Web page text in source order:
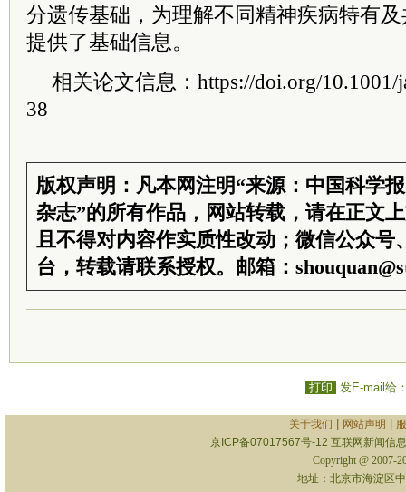
分遗传基础，为理解不同精神疾病特有
提供了基础信息。
相关论文信息：https://doi.org/10.1001/
38
版权声明：凡本网注明“来源：中国科学
杂志”的所有作品，网站转载，请在正文
且不得对内容作实质性改动；微信公众号
台，转载请联系授权。邮箱：
打印 发E-mail给
关于我们 网站声明
京ICP备07017567号-12 互联网新闻信
Copyright @ 2007-
地址：北京市海淀区